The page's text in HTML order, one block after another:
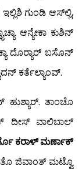
ಗುಂಡಿ ಆಸ್‍ಲ್ಲಿ,
ಆನ್ಯೇಕಾ ಕುಶಿನ್
ದೊರ್‍ಯಾರ್ ಬಸೊನ್
ಕರ್ತೆಲ್ಯಾಂವ್.
ತಾಂಚೊ
ದೀಸ್ ವಾಲಿಬಾಲ್
ಕರಾಳ್ ಮರ್ಣಾಕ್
ಜಿವಾಂತ್ ಮಟ್ವೊ